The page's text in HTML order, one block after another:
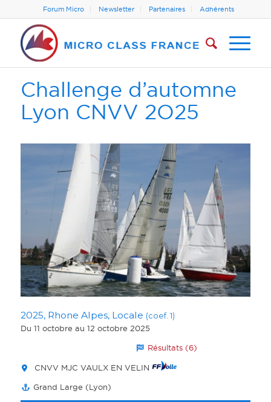
Forum Micro Newsletter Partenaires Adhérents
Challenge d’automne
Lyon CNVV 2O25
2025, Rhone Alpes, Locale (coef. 1)
Du 11 octobre au 12 octobre 2025
Résultats (6)
CNVV MJC VAULX EN VELIN
Grand Large (Lyon)